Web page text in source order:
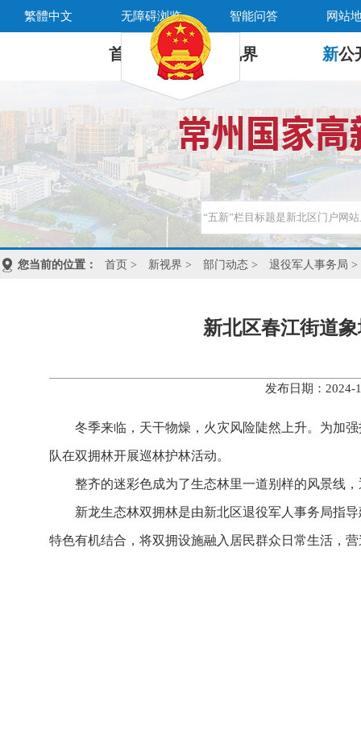
繁體中文 无障碍浏览 智能问答 网站
首 页 新 视界 新公
您当前的位置： 首页 > 新视界 > 部门动态 > 退役军人事务局 >
新北区春江街道
发布日期：
冬季来临，天干物燥，火灾风险陡然上升。为加
队在双拥林开展巡林护林活动。
整齐的迷彩色成为了生态林里一道别样的风景线
新龙生态林双拥林是由新北区退役军人事务局指
特色有机结合，将双拥设施融入居民群众日常生活，